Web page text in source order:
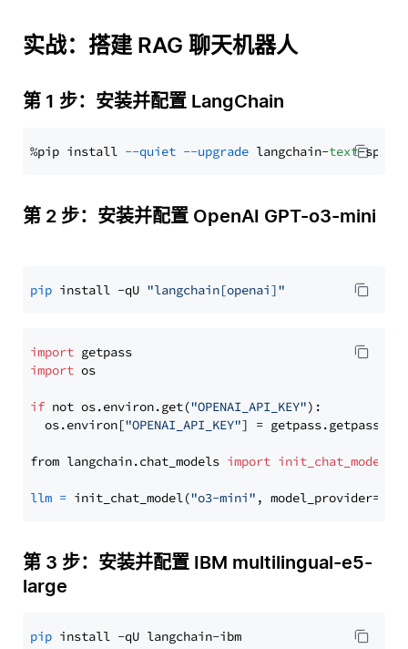
实战：搭建 RAG 聊天机器人
第 1 步：安装并配置 LangChain
%pip install --quiet --upgrade langchain-text
第 2 步：安装并配置 OpenAI GPT-o3-mini
pip install -qU "langchain[openai]"
import
import os
if not os.environ.get("OPENAI_API_KEY"):
  os.environ[
"OPENAI_API_KEY"] = getpass.getpass(
from langchain.chat_models import init_chat_model
llm = init_chat_model("o3-mini" , model_provider=
第 3 步：安装并配置 IBM multilingual-e5-
large
pip